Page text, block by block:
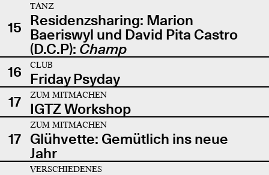
15
TANZ
Residenzsharing: Marion
Baeriswyl und David Pita Castro
(D.C.P): Champ
16
CLUB
Friday Psyday
17
ZUM MITMACHEN
IGTZ Workshop
17
ZUM MITMACHEN
Glühvette: Gemütlich ins neue
Jahr
VERSCHIEDENES